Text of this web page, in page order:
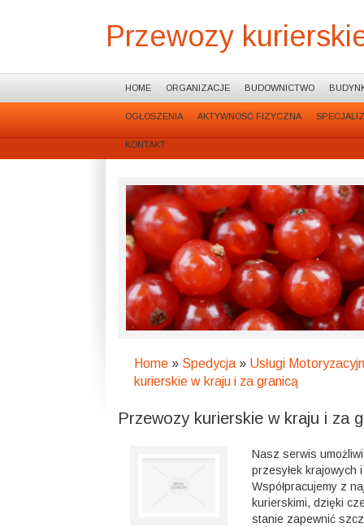
Przewozy
HOME ORGANIZACJE BUDOWNICTWO
OGŁOSZENIA AKTYWNOŚĆ FIZYCZNA
KONTAKT
Home » Spedycja » Usługi
kurierskie w kraju i za granicą
Przewozy kurierskie w kraju i za
Nasz serwis
przesyłek krajowych
Współpracujemy z
kurierskimi, dzięki
stanie zapewnić